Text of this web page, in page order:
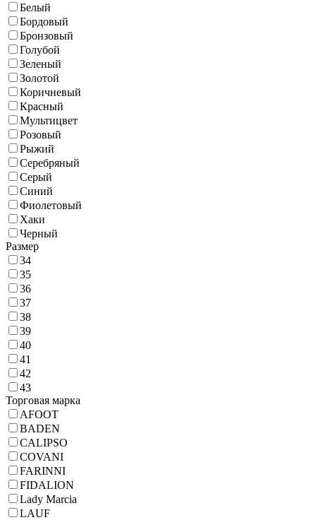
Белый
Бордовый
Бронзовый
Голубой
Зеленый
Золотой
Коричневый
Красный
Мультицвет
Розовый
Рыжий
Серебряный
Серый
Синий
Фиолетовый
Хаки
Черный
Размер
34
35
36
37
38
39
40
41
42
43
Торговая марка
AFOOT
BADEN
CALIPSO
COVANI
FARINNI
FIDALION
Lady Marcia
LAUF